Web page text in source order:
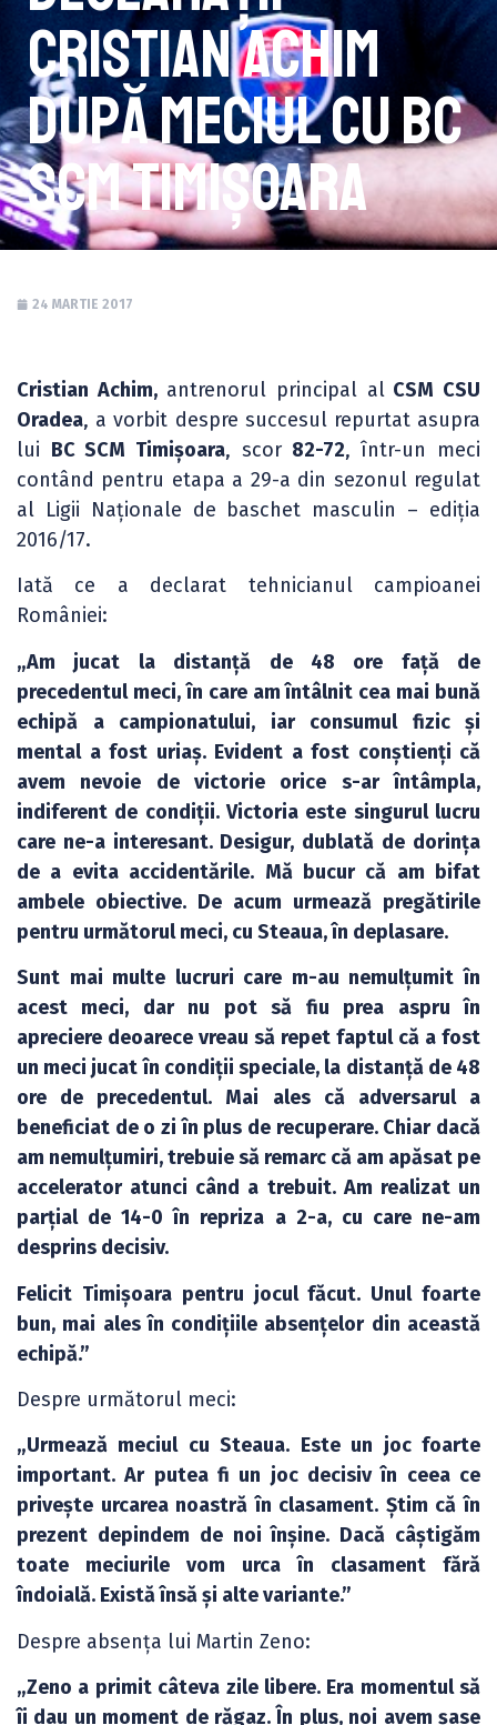
Cristian Achim
după meciul cu BC
SCM Timișoara
24 MARTIE 2017
Cristian Achim,antrenorul principal alCSM CSU
Oradea, a vorbit despre succesul repurtat asupra
lui BC SCM Timișoara, scor82-72, într-un meci
contând pentru etapa a 29-a din sezonul regulat
al Ligii Naționale de baschet masculin – ediția
2016/17.
Iată ce a declarat tehnicianul campioanei
României:
„Am jucat la distanță de 48 ore față de
precedentul meci, în care am întâlnit cea mai bună
echipă a campionatului, iar consumul fizic și
mental a fost uriaș. Evident a fost conștienți că
avem nevoie de victorie orice s-ar întâmpla,
indiferent de condiții. Victoria este singurul lucru
care ne-a interesant. Desigur, dublată de dorința
de a evita accidentările. Mă bucur că am bifat
ambele obiective. De acum urmează pregătirile
pentru următorul meci, cu Steaua, în deplasare.
Sunt mai multe lucruri care m-au nemulțumit în
acest meci, dar nu pot să fiu prea aspru în
apreciere deoarece vreau să repet faptul că a fost
un meci jucat în condiții speciale, la distanță de 48
ore de precedentul. Mai ales că adversarul a
beneficiat de o zi în plus de recuperare. Chiar dacă
am nemulțumiri, trebuie să remarc că am apăsat pe
accelerator atunci când a trebuit. Am realizat un
parțial de 14-0 în repriza a 2-a, cu care ne-am
desprins decisiv.
Felicit Timișoara pentru jocul făcut. Unul foarte
bun, mai ales în condițiile absențelor din această
echipă.”
Despre următorul meci:
„Urmează meciul cu Steaua. Este un joc foarte
important. Ar putea fi un joc decisiv în ceea ce
privește urcarea noastră în clasament. Știm că în
prezent depindem de noi înșine. Dacă câștigăm
toate meciurile vom urca în clasament fără
îndoială. Există însă și alte variante.”
Despre absența lui Martin Zeno:
„Zeno a primit câteva zile libere. Era momentul să
îi dau un moment de răgaz. În plus, noi avem șase